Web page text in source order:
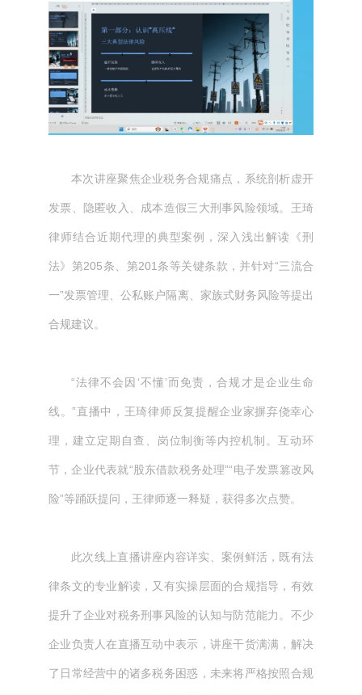
本次讲座聚焦企业税务合规痛点，系统剖析虚开
发票、隐匿收入、成本造假三大刑事风险领域。王琦
律师结合近期代理的典型案例，深入浅出解读《刑
法》第205条、第201条等关键条款，并针对“三流合
一”发票管理、公私账户隔离、家族式财务风险等提出
合规建议。
“法律不会因‘不懂’而免责，合规才是企业生命
线。”直播中，王琦律师反复提醒企业家摒弃侥幸心
理，建立定期自查、岗位制衡等内控机制。互动环
节，企业代表就“股东借款税务处理”“电子发票篡改风
险”等踊跃提问，王律师逐一释疑，获得多次点赞。
此次线上直播讲座内容详实、案例鲜活，既有法
律条文的专业解读，又有实操层面的合规指导，有效
提升了企业对税务刑事风险的认知与防范能力。不少
企业负责人在直播互动中表示，讲座干货满满，解决
了日常经营中的诸多税务困惑，未来将严格按照合规